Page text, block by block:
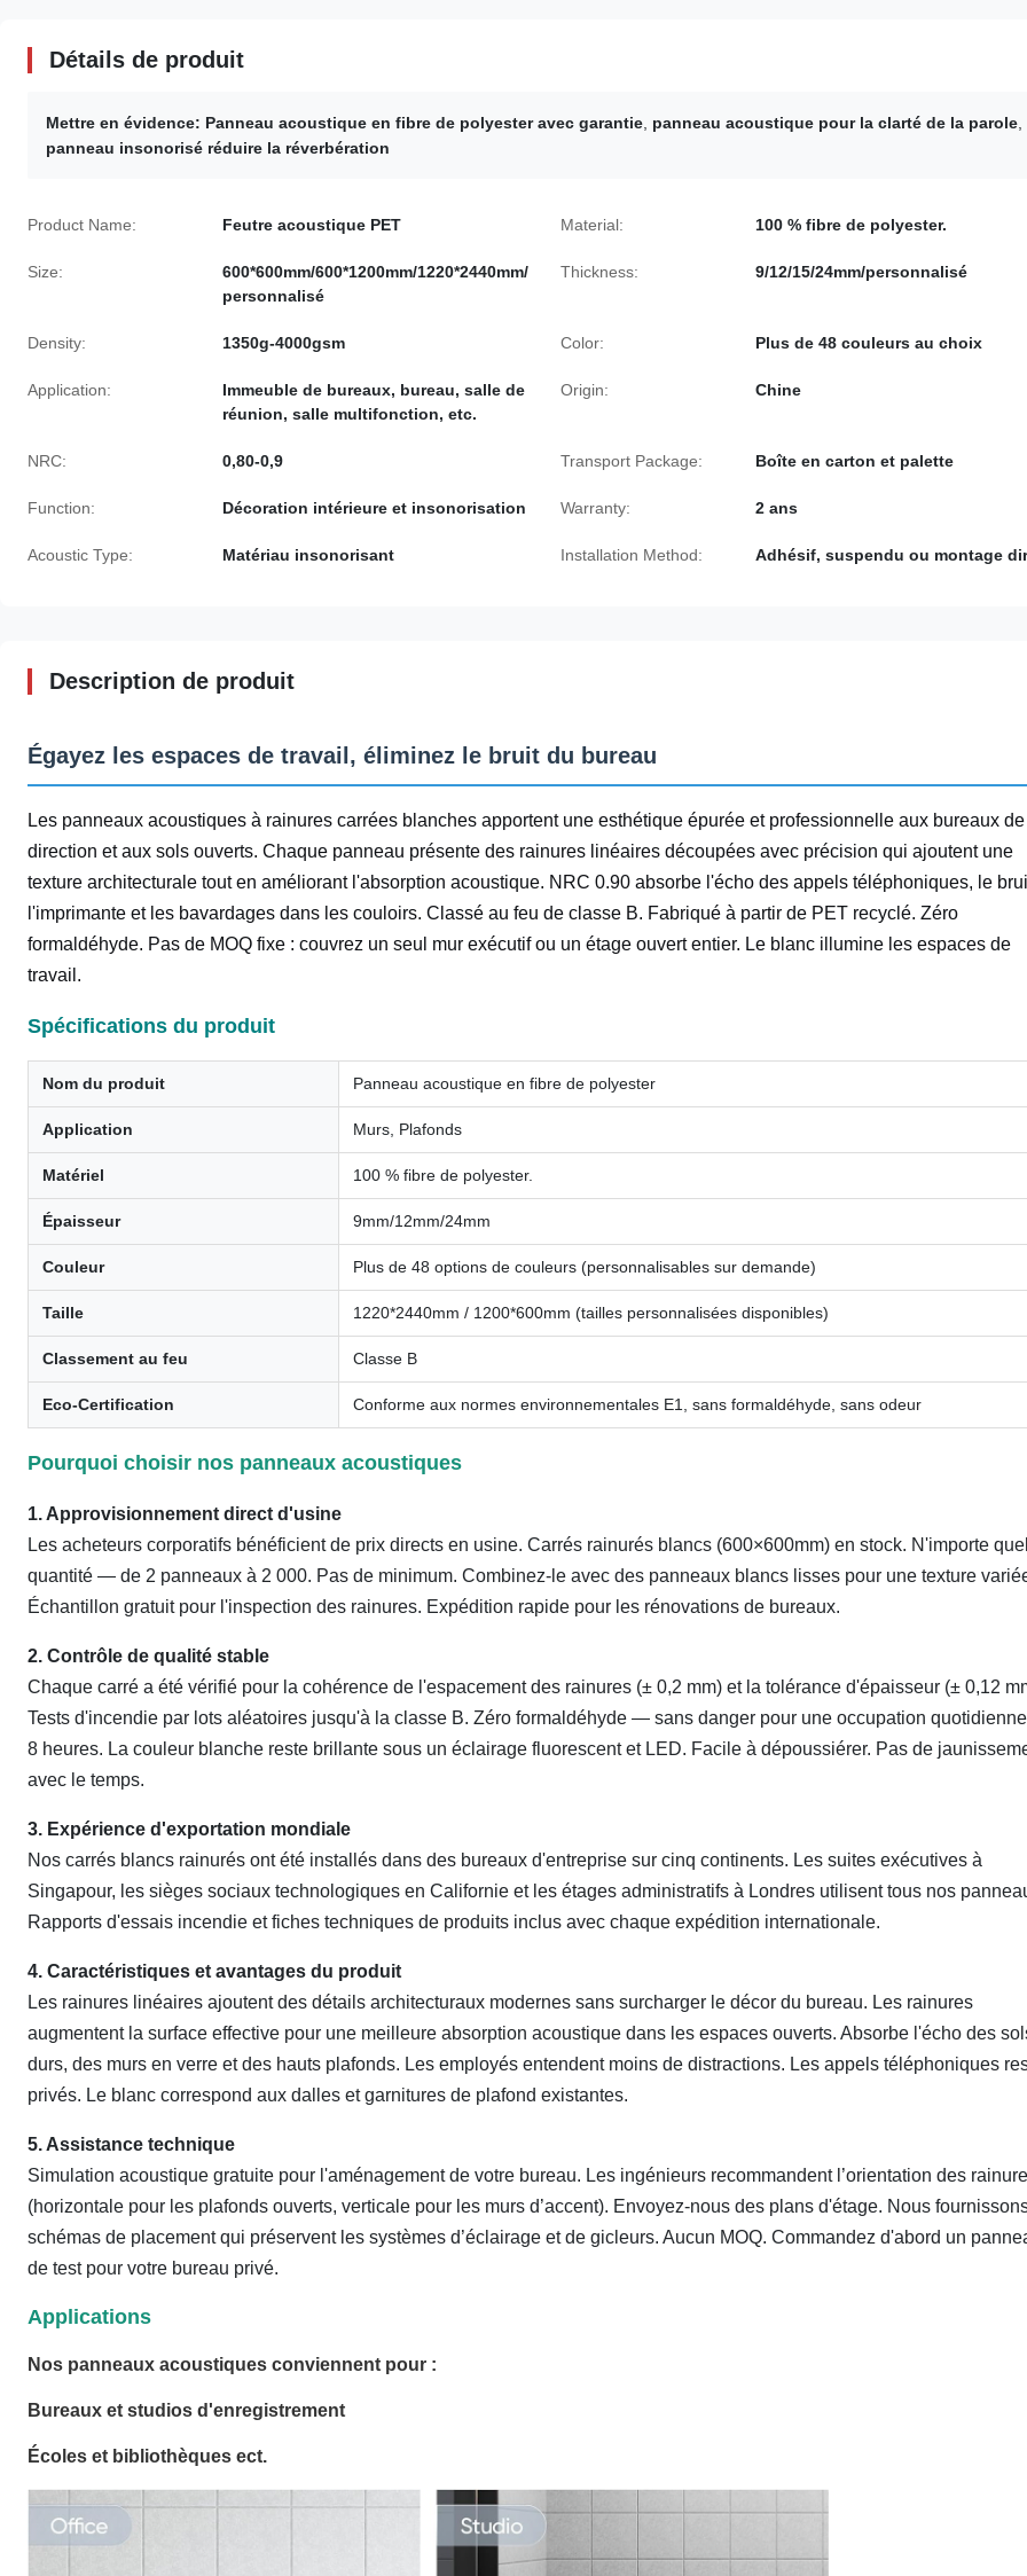
Détails de produit
Mettre en évidence: Panneau acoustique en fibre de polyester avec garantie, panneau acoustique pour la clarté de la parole,
panneau insonorisé réduire la réverbération
Product Name: Feutre acoustique PET Material: 100 % fibre de polyester.
Size:
600*600mm/600*1200mm/1220*2440mm/
personnalisé
Thickness: 9/12/15/24mm/personnalisé
Density: 1350g-4000gsm Color: Plus de 48 couleurs au choix
Application:
Immeuble de bureaux, bureau, salle de
réunion, salle multifonction, etc.
Origin: Chine
NRC: 0,80-0,9 Transport Package: Boîte en carton et palette
Function: Décoration intérieure et insonorisation Warranty: 2 ans
Acoustic Type: Matériau insonorisant Installation Method: Adhésif, suspendu ou montage
Description de produit
Égayez les espaces de travail, éliminez le bruit du bureau
Les panneaux acoustiques à rainures carrées blanches apportent une esthétique épurée et professionnelle aux bureaux de
direction et aux sols ouverts. Chaque panneau présente des rainures linéaires découpées avec précision qui ajoutent une
texture architecturale tout en améliorant l'absorption acoustique. NRC 0.90 absorbe l'écho des appels téléphoniques, le
l'imprimante et les bavardages dans les couloirs. Classé au feu de classe B. Fabriqué à partir de PET recyclé. Zéro
formaldéhyde. Pas de MOQ fixe : couvrez un seul mur exécutif ou un étage ouvert entier. Le blanc illumine les espaces de
travail.
Spécifications du produit
Nom du produit Panneau acoustique en fibre de polyester
Application Murs, Plafonds
Matériel 100 % fibre de polyester.
Épaisseur 9mm/12mm/24mm
Couleur Plus de 48 options de couleurs (personnalisables sur demande)
Taille 1220*2440mm / 1200*600mm (tailles personnalisées disponibles)
Classement au feu Classe B
Eco-Certification Conforme aux normes environnementales E1, sans formaldéhyde, sans odeur
Pourquoi choisir nos panneaux acoustiques
1. Approvisionnement direct d'usine
Les acheteurs corporatifs bénéficient de prix directs en usine. Carrés rainurés blancs (600×600mm) en stock. N'importe
quantité — de 2 panneaux à 2 000. Pas de minimum. Combinez-le avec des panneaux blancs lisses pour une texture
Échantillon gratuit pour l'inspection des rainures. Expédition rapide pour les rénovations de bureaux.
2. Contrôle de qualité stable
Chaque carré a été vérifié pour la cohérence de l'espacement des rainures (± 0,2 mm) et la tolérance d'épaisseur (± 0,12
Tests d'incendie par lots aléatoires jusqu'à la classe B. Zéro formaldéhyde — sans danger pour une occupation
8 heures. La couleur blanche reste brillante sous un éclairage fluorescent et LED. Facile à dépoussiérer. Pas de
avec le temps.
3. Expérience d'exportation mondiale
Nos carrés blancs rainurés ont été installés dans des bureaux d'entreprise sur cinq continents. Les suites exécutives à
Singapour, les sièges sociaux technologiques en Californie et les étages administratifs à Londres utilisent tous nos
Rapports d'essais incendie et fiches techniques de produits inclus avec chaque expédition internationale.
4. Caractéristiques et avantages du produit
Les rainures linéaires ajoutent des détails architecturaux modernes sans surcharger le décor du bureau. Les rainures
augmentent la surface effective pour une meilleure absorption acoustique dans les espaces ouverts. Absorbe l'écho des
durs, des murs en verre et des hauts plafonds. Les employés entendent moins de distractions. Les appels téléphoniques
privés. Le blanc correspond aux dalles et garnitures de plafond existantes.
5. Assistance technique
Simulation acoustique gratuite pour l'aménagement de votre bureau. Les ingénieurs recommandent l’orientation des
(horizontale pour les plafonds ouverts, verticale pour les murs d’accent). Envoyez-nous des plans d'étage. Nous
schémas de placement qui préservent les systèmes d’éclairage et de gicleurs. Aucun MOQ. Commandez d'abord un
de test pour votre bureau privé.
Applications
Nos panneaux acoustiques conviennent pour :
Bureaux et studios d'enregistrement
Écoles et bibliothèques ect.